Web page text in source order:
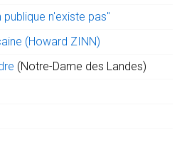
publique n'existe pas"
(Howard ZINN)
(Notre-Dame des Landes)